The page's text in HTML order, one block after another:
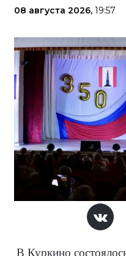
08 августа 2026, 19:57
В Куркино